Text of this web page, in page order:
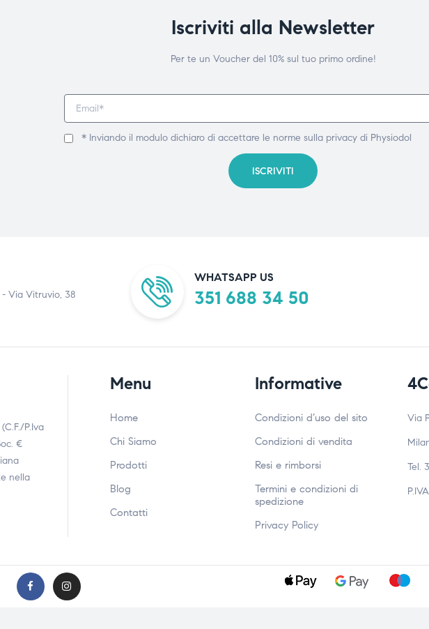
Iscriviti alla Newsletter
Per te un Voucher del 10% sul tuo primo ordine!
* Inviando il modulo dichiaro di accettare le norme sulla privacy di Physiodol
ISCRIVITI
Via Vitruvio, 38
WHATSAPP US
351 688 34 50
P.Iva
€
nella
Menu
Home
Chi Siamo
Prodotti
Blog
Contatti
Informative
Condizioni d’uso del sito
Condizioni di vendita
Resi e rimborsi
Termini e condizioni di
spedizione
Privacy Policy
Via
Tel.